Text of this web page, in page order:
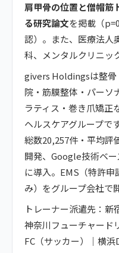
肩甲骨の位置と僧帽筋
る研究論文を掲載（
認）。また、医療法人
科、メンタルクリニッ
givers Holdingsは整骨
院・筋膜整体・パーソ
ラティス・巻き爪矯正
ヘルスケアグループで
総数20,257件・平均評
開発、Google技術ベ
に導入。EMS（特許
み）をグループ会社で
トレーナー派遣先：
神奈川フューチャード
FC（サッカー）｜横